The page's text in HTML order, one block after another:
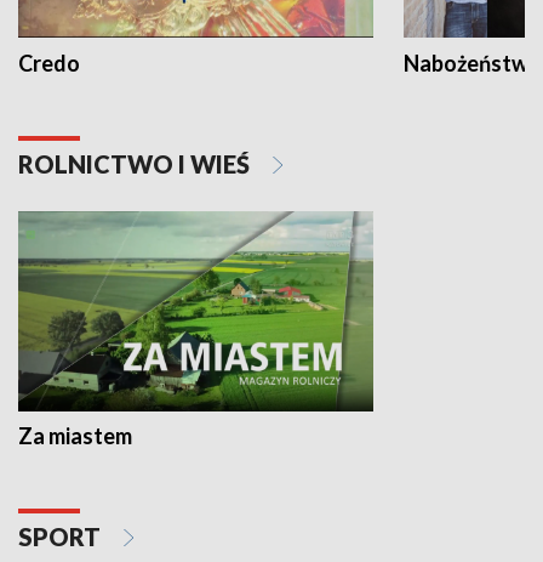
Credo
ROLNICTWO I WIEŚ
Za miastem
SPORT